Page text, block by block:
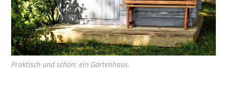
Praktisch und schön: ein Gartenhaus.